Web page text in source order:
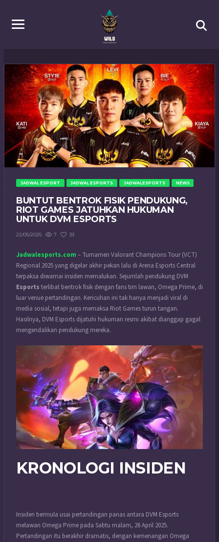
JADWAL ESPORT JADWAL ESPORTS JADWALESPORTS NEWS
BUNTUT BENTROK FISIK PENDUKUNG,
RIOT GAMES JATUHKAN HUKUMAN
UNTUK DVM ESPORTS
22/05/2025 7 33
Jadwalesports.com – Turnamen Valorant Champions Tour (VCT)
Regional 2025 yang digelar akhir pekan lalu di Arena Esports Central
terpaksa diwarnai insiden memalukan. Sejumlah pendukung DVM
Esports terlibat bentrok fisik dengan fans tim lawan, Omega Prime, di
luar venue pertandingan. Kericuhan ini tak hanya menjadi viral di
media sosial, tetapi juga memaksa Riot Games turun tangan.
Hasilnya, DVM Esports dijatuhi hukuman resmi akibat dianggap gagal
mengendalikan pendukung mereka.
KRONOLOGI INSIDEN
Insiden bermula usai pertandingan panas antara DVM Esports
melawan Omega Prime pada Sabtu malam, 26 April 2025.
Pertandingan itu berakhir dramatis, dengan kemenangan Omega